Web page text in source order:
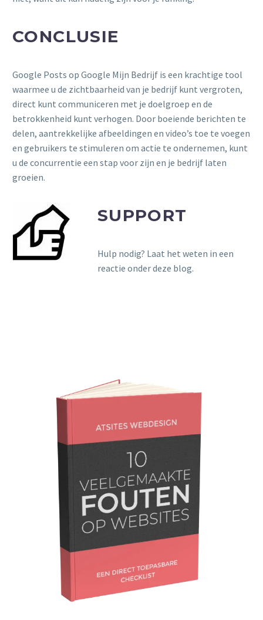
CONCLUSIE
Google Posts op Google Mijn Bedrijf is een krachtige tool
waarmee u de zichtbaarheid van je bedrijf kunt vergroten,
direct kunt communiceren met je doelgroep en de
betrokkenheid kunt verhogen. Door boeiende berichten te
delen, aantrekkelijke afbeeldingen en video’s toe te voegen
en gebruikers te stimuleren om actie te ondernemen, kunt
u de concurrentie een stap voor zijn en je bedrijf laten
groeien.
SUPPORT
Hulp nodig? Laat het weten in een
reactie onder deze blog.